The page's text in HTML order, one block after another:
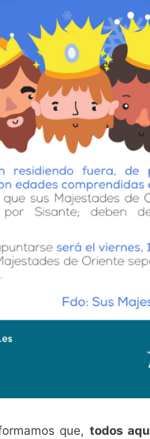
que, todos